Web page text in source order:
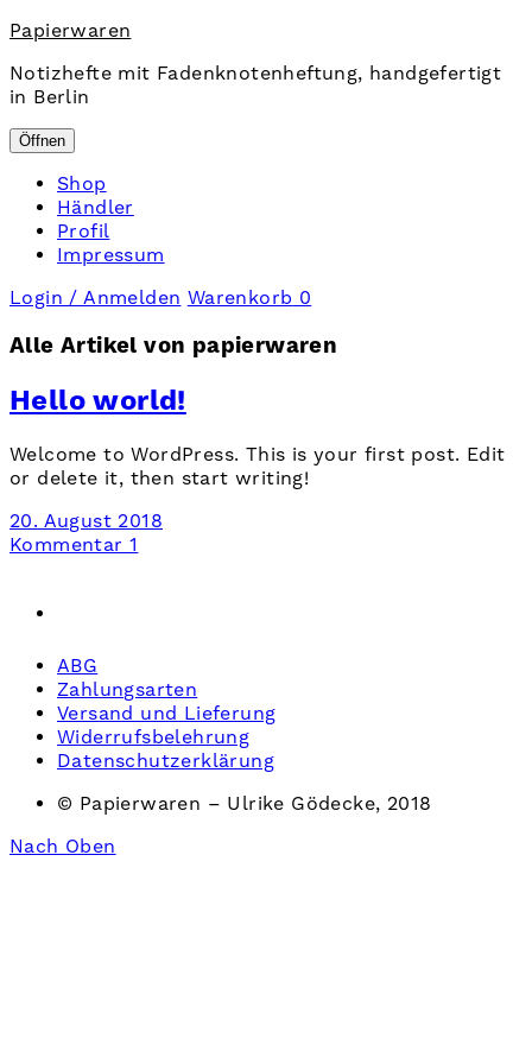
Papierwaren
Notizhefte mit Fadenknotenheftung, handgefertigt
in Berlin
Öffnen
Shop
Händler
Profil
Impressum
Login / Anmelden Warenkorb 0
Alle Artikel von papierwaren
Hello world!
Welcome to WordPress. This is your first post. Edit
or delete it, then start writing!
20. August 2018
Kommentar 1
ABG
Zahlungsarten
Versand und Lieferung
Widerrufsbelehrung
Datenschutzerklärung
© Papierwaren – Ulrike Gödecke, 2018
Nach Oben